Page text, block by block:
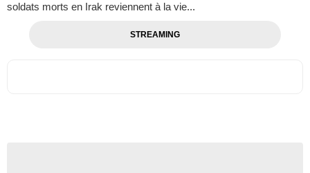
soldats morts en Irak reviennent à la vie...
STREAMING